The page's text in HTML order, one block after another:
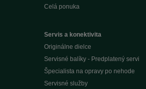
Celá ponuka
Servis a konektivita
Originálne dielce
Servisné balíky - Predplatený servi
Špecialista na opravy po nehode
Servisné služby